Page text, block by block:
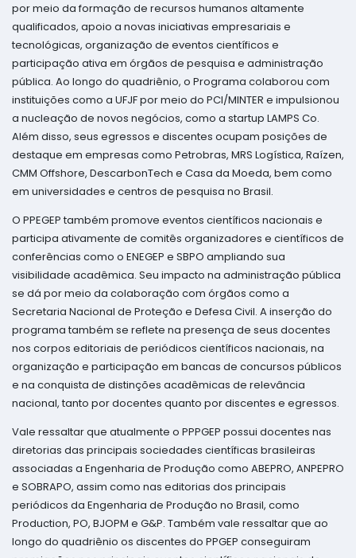
por meio da formação de recursos humanos altamente
qualificados, apoio a novas iniciativas empresariais e
tecnológicas, organização de eventos científicos e
participação ativa em órgãos de pesquisa e administração
pública. Ao longo do quadriênio, o Programa colaborou com
instituições como a UFJF por meio do PCI/MINTER e impulsionou
a nucleação de novos negócios, como a startup LAMPS Co.
Além disso, seus egressos e discentes ocupam posições de
destaque em empresas como Petrobras, MRS Logística, Raízen,
CMM Offshore, DescarbonTech e Casa da Moeda, bem como
em universidades e centros de pesquisa no Brasil.
O PPEGEP também promove eventos científicos nacionais e
participa ativamente de comitês organizadores e científicos de
conferências como o ENEGEP e SBPO ampliando sua
visibilidade acadêmica. Seu impacto na administração pública
se dá por meio da colaboração com órgãos como a
Secretaria Nacional de Proteção e Defesa Civil. A inserção do
programa também se reflete na presença de seus docentes
nos corpos editoriais de periódicos científicos nacionais, na
organização e participação em bancas de concursos públicos
e na conquista de distinções acadêmicas de relevância
nacional, tanto por docentes quanto por discentes e egressos.
Vale ressaltar que atualmente o PPPGEP possui docentes nas
diretorias das principais sociedades científicas brasileiras
associadas a Engenharia de Produção como ABEPRO, ANPEPRO
e SOBRAPO, assim como nas editorias dos principais
periódicos da Engenharia de Produção no Brasil, como
Production, PO, BJOPM e G&P. Também vale ressaltar que ao
longo do quadriênio os discentes do PPGEP conseguiram